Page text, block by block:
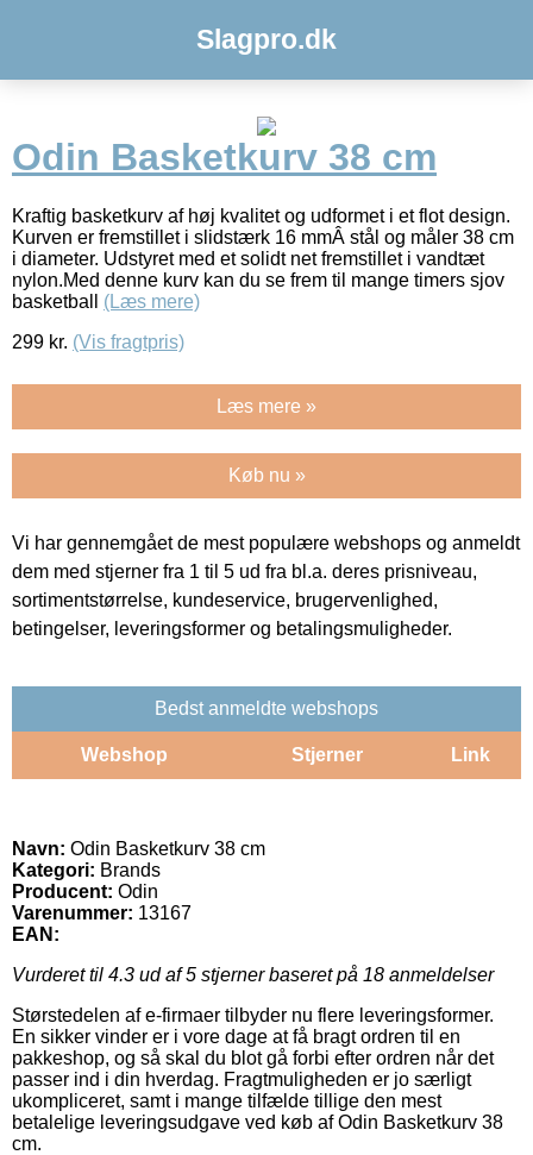
Slagpro.dk
Odin Basketkurv 38 cm
Kraftig basketkurv af høj kvalitet og udformet i et flot design.
Kurven er fremstillet i slidstærk 16 mmÂ stål og måler 38 cm
i diameter. Udstyret med et solidt net fremstillet i vandtæt
nylon.Med denne kurv kan du se frem til mange timers sjov
basketball (Læs mere)
299 kr. (Vis fragtpris)
Læs mere »
Køb nu »
Vi har gennemgået de mest populære webshops og anmeldt
dem med stjerner fra 1 til 5 ud fra bl.a. deres prisniveau,
sortimentstørrelse, kundeservice, brugervenlighed,
betingelser, leveringsformer og betalingsmuligheder.
Bedst anmeldte webshops
Webshop Stjerner Link
Navn: Odin Basketkurv 38 cm
Kategori: Brands
Producent: Odin
Varenummer: 13167
EAN:
Vurderet til 4.3 ud af 5 stjerner baseret på 18 anmeldelser
Størstedelen af e-firmaer tilbyder nu flere leveringsformer.
En sikker vinder er i vore dage at få bragt ordren til en
pakkeshop, og så skal du blot gå forbi efter ordren når det
passer ind i din hverdag. Fragtmuligheden er jo særligt
ukompliceret, samt i mange tilfælde tillige den mest
betalelige leveringsudgave ved køb af Odin Basketkurv 38
cm.